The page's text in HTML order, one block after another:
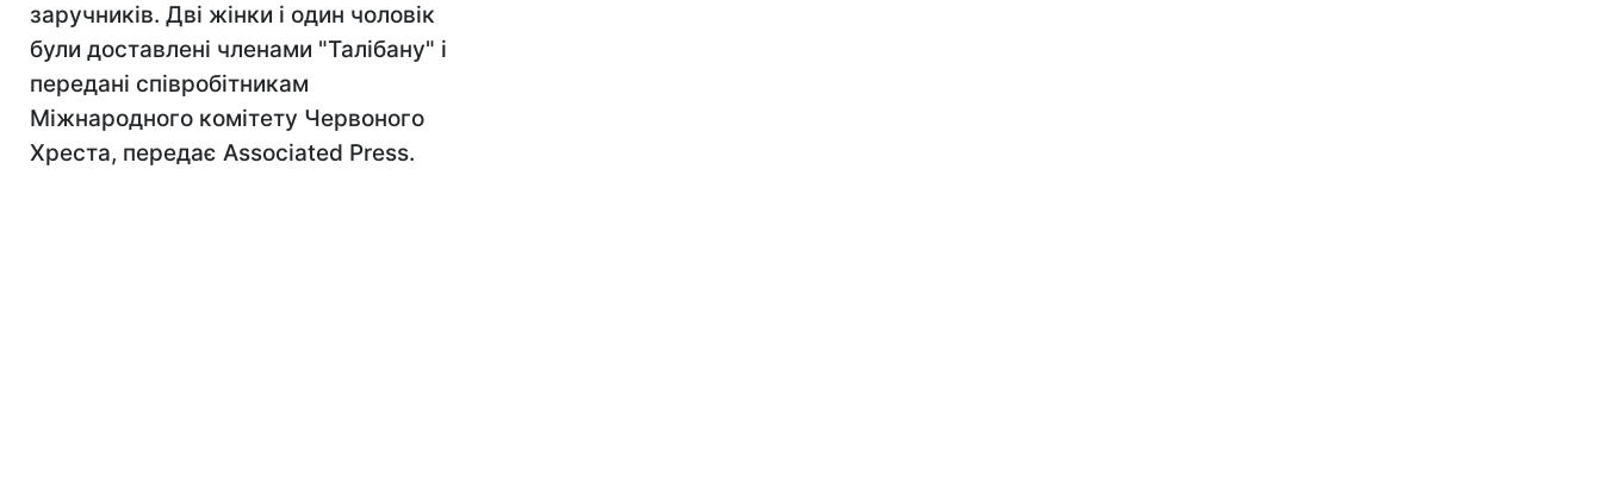
заручників. Дві жінки і один чоловік
були доставлені членами "Талібану" і
передані співробітникам
Міжнародного комітету Червоного
Хреста, передає Associated Press.